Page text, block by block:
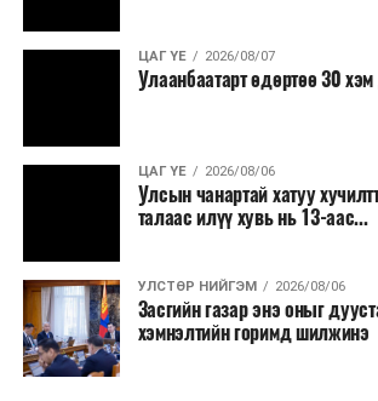
ЦАГ ҮЕ 2026/08/07
Улаанбаатарт өдөртөө 30
ЦАГ ҮЕ 2026/08/06
Улсын чанартай хатуу
талаас илүү хувь нь 13-аас...
УЛСТӨР НИЙГЭМ 2026/08/06
Засгийн газар энэ оныг
хэмнэлтийн горимд шилжинэ